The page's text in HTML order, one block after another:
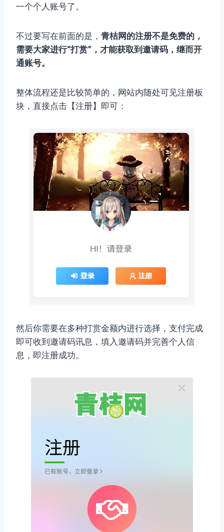
一个个人账号了。
不过要写在前面的是， 青桔网的注册不是免费的，
需要大家进行“打赏”，才能获取到邀请码，继而开
通账号。
整体流程还是比较简单的，网站内随处可见注册板
块，直接点击【注册】即可：
然后你需要在多种打赏金额内进行选择，支付完成
即可收到邀请码讯息，填入邀请码并完善个人信
息，即注册成功。